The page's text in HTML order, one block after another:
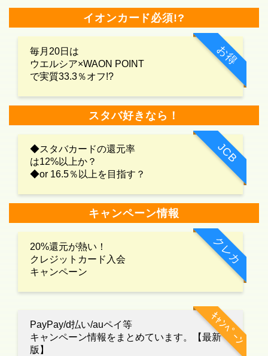
イオンカード必須!?
お得
毎月20日は
ウエルシア×WAON POINT
で実質33.3％オフ!?
スタバ好きなら！
JCB
◆スタバカードの還元率
は12%以上か？
◆or 16.5％以上を目指す？
キャンペーン情報
クレカ
20%還元が熱い！
クレジットカード入会
キャンペーン
ｷｬﾝﾍﾟｰﾝ
PayPay/d払い/auペイ等
キャンペーン情報をまとめています。【最新
版】